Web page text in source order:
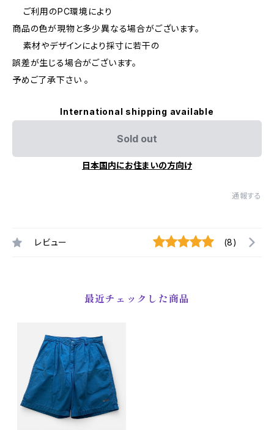
ご利用のPC環境により
商品の色が現物と多少異なる場合がございます。
素材やデザインにより採寸に若干の
誤差が生じる場合がございます。
予めご了承下さい 。
International shipping available
Sold out
日本国内にお住まいの方向け
通報する
レビュー (8)
最近チェックした商品